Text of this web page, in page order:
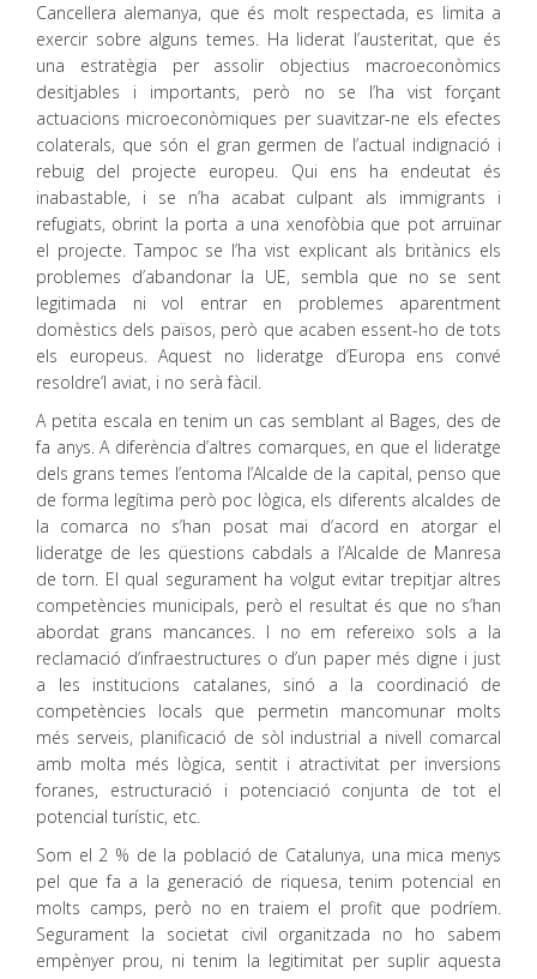
Cancellera alemanya, que és molt respectada, es limita a
exercir sobre alguns temes. Ha liderat l’austeritat, que és
una estratègia per assolir objectius macroeconòmics
desitjables i importants, però no se l’ha vist forçant
actuacions microeconòmiques per suavitzar-ne els efectes
colaterals, que són el gran germen de l’actual indignació i
rebuig del projecte europeu. Qui ens ha endeutat és
inabastable, i se n’ha acabat culpant als immigrants i
refugiats, obrint la porta a una xenofòbia que pot arruïnar
el projecte. Tampoc se l’ha vist explicant als britànics els
problemes d’abandonar la UE, sembla que no se sent
legitimada ni vol entrar en problemes aparentment
domèstics dels països, però que acaben essent-ho de tots
els europeus. Aquest no lideratge d’Europa ens convé
resoldre’l aviat, i no serà fàcil.
A petita escala en tenim un cas semblant al Bages, des de
fa anys. A diferència d’altres comarques, en que el lideratge
dels grans temes l’entoma l’Alcalde de la capital, penso que
de forma legítima però poc lògica, els diferents alcaldes de
la comarca no s’han posat mai d’acord en atorgar el
lideratge de les qüestions cabdals a l’Alcalde de Manresa
de torn. El qual segurament ha volgut evitar trepitjar altres
competències municipals, però el resultat és que no s’han
abordat grans mancances. I no em refereixo sols a la
reclamació d’infraestructures o d’un paper més digne i just
a les institucions catalanes, sinó a la coordinació de
competències locals que permetin mancomunar molts
més serveis, planificació de sòl industrial a nivell comarcal
amb molta més lògica, sentit i atractivitat per inversions
foranes, estructuració i potenciació conjunta de tot el
potencial turístic, etc.
Som el 2 % de la població de Catalunya, una mica menys
pel que fa a la generació de riquesa, tenim potencial en
molts camps, però no en traiem el profit que podríem.
Segurament la societat civil organitzada no ho sabem
empènyer prou, ni tenim la legitimitat per suplir aquesta